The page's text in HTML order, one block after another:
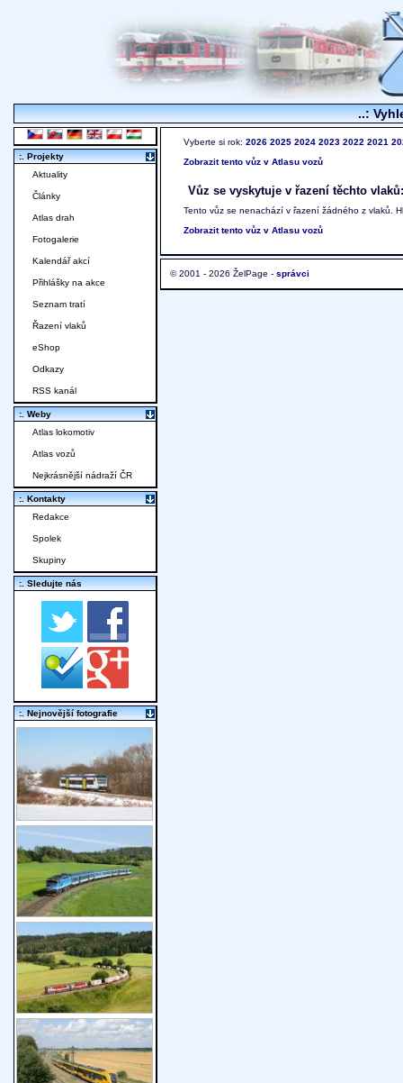
..:
Vyberte si rok: 2026 2025 2024 2023 2022 2021
Zobrazit tento vůz v Atlasu vozů
Vůz se vyskytuje v řazení těchto vlaků:
Tento vůz se nenachází v řazení žádného z vlaků.
Zobrazit tento vůz v Atlasu vozů
© 2001 - 2026 ŽelPage - správci
:. Projekty
Aktuality
Články
Atlas drah
Fotogalerie
Kalendář akcí
Přihlášky na akce
Seznam tratí
Řazení vlaků
eShop
Odkazy
RSS kanál
:. Weby
Atlas lokomotiv
Atlas vozů
Nejkrásnější nádraží ČR
:. Kontakty
Redakce
Spolek
Skupiny
:. Sledujte nás
:. Nejnovější fotografie